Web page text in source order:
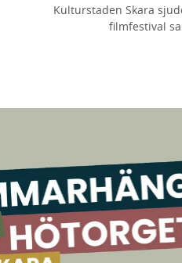
Kulturstaden Skara
filmfestival